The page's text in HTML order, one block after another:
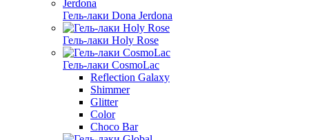
Гель-лаки Dona Jerdona
Гель-лаки Holy Rose
Гель-лаки CosmoLac
Reflection Galaxy
Shimmer
Glitter
Color
Choco Bar